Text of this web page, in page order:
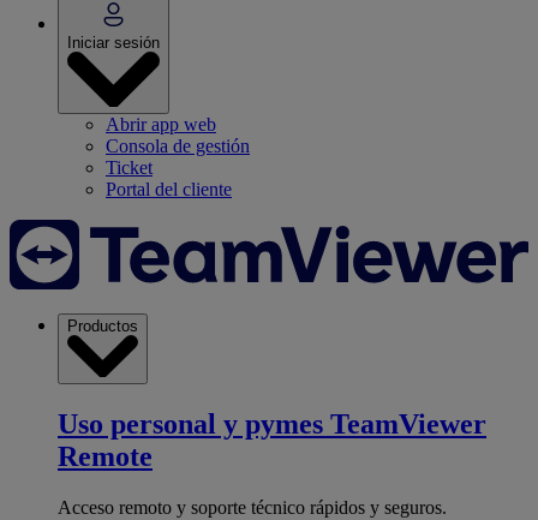
Iniciar sesión
Abrir app web
Consola de gestión
Ticket
Portal del cliente
Productos
Uso personal y pymes TeamViewer
Remote
Acceso remoto y soporte técnico rápidos y seguros.